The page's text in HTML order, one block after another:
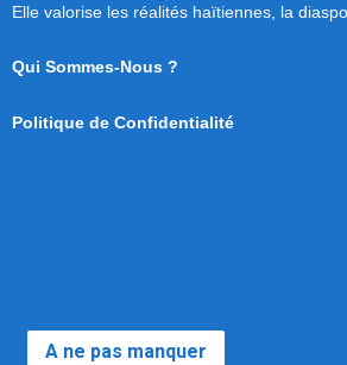
Elle valorise les réalités haïtiennes, la
Qui Sommes-Nous ?
Politique de Confidentialité
A ne pas manquer